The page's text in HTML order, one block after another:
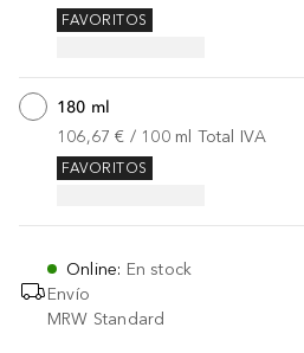
FAVORITOS
180 ml
106,67 € / 100 ml Total IVA
FAVORITOS
Online: En stock
Envío
MRW Standard